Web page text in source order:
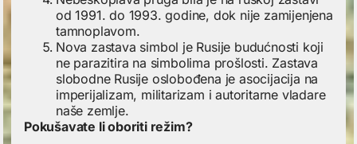
od 1991. do 1993. godine, dok nije zamijenjena
tamnoplavom.
Nova zastava simbol je Rusije budućnosti koji
ne parazitira na simbolima prošlosti. Zastava
slobodne Rusije oslobođena je asocijacija na
imperijalizam, militarizam i autoritarne vladare
naše zemlje.
Pokušavate li oboriti režim?